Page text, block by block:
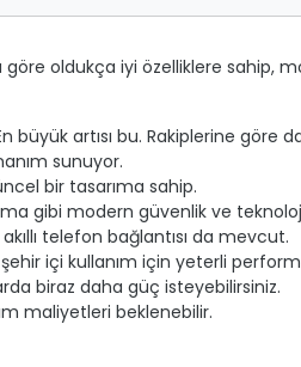
göre oldukça iyi özelliklere sahip,
büyük artısı bu. Rakiplerine göre
sunuyor.
bir tasarıma sahip.
gibi modern güvenlik ve
telefon bağlantısı da mevcut.
içi kullanım için yeterli
biraz daha güç isteyebilirsiniz.
maliyetleri beklenebilir.